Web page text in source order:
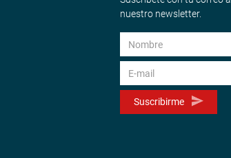
nuestro newsletter.
Suscribirme